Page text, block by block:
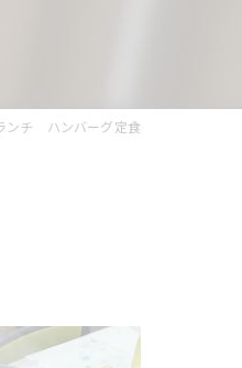
ンチ ハンバーグ定食